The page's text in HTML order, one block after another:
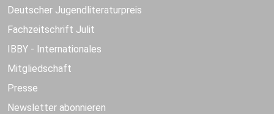
Deutscher Jugendliteraturpreis
Fachzeitschrift Julit
IBBY - Internationales
Mitgliedschaft
Presse
Newsletter abonnieren